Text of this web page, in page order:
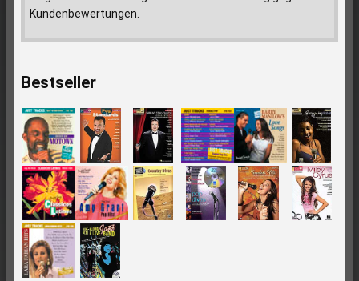
Kundenbewertungen.
Bestseller